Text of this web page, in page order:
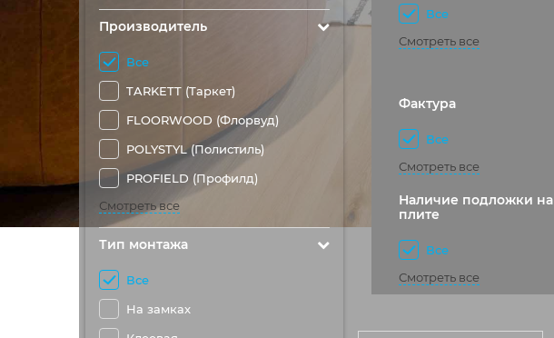
Производитель
Все
TARKETT (Таркет)
FLOORWOOD (Флорвуд)
POLYSTYL (Полистиль)
PROFIELD (Профилд)
Смотреть все
Тип монтажа
Все
На замках
Все
Смотреть все
Фактура
Все
Смотреть все
Наличие подложки на
плите
Все
Смотреть все